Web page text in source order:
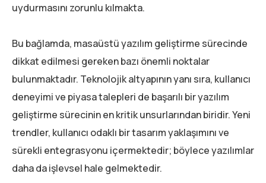
uydurmasını zorunlu kılmakta.
Bu bağlamda, masaüstü yazılım geliştirme sürecinde
dikkat edilmesi gereken bazı önemli noktalar
bulunmaktadır. Teknolojik altyapının yanı sıra, kullanıcı
deneyimi ve piyasa talepleri de başarılı bir yazılım
geliştirme sürecinin en kritik unsurlarından biridir. Yeni
trendler, kullanıcı odaklı bir tasarım yaklaşımını ve
sürekli entegrasyonu içermektedir; böylece yazılımlar
daha da işlevsel hale gelmektedir.